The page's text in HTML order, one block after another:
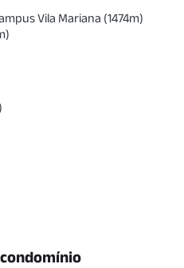
Vila Mariana (1474m)